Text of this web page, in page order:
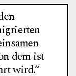
dem ist
wird.“